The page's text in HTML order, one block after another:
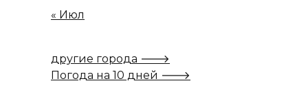
« Июл
другие города 🡒
Погода на 10 дней 🡒